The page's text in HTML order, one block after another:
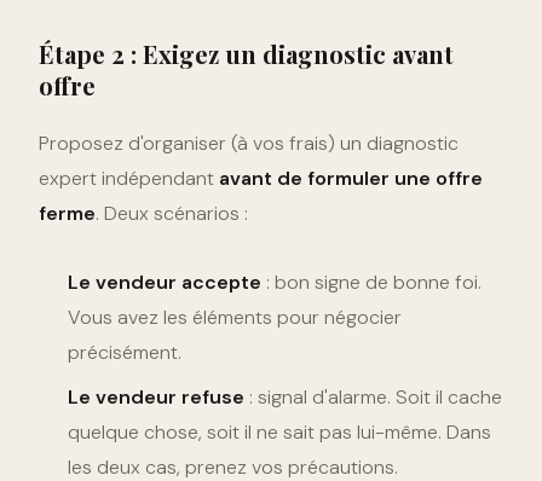
Étape 2 : Exigez un diagnostic avant
offre
Proposez d'organiser (à vos frais) un diagnostic
expert indépendant avant de formuler une offre
ferme. Deux scénarios :
Le vendeur accepte : bon signe de bonne foi.
Vous avez les éléments pour négocier
précisément.
Le vendeur refuse : signal d'alarme. Soit il cache
quelque chose, soit il ne sait pas lui-même. Dans
les deux cas, prenez vos précautions.